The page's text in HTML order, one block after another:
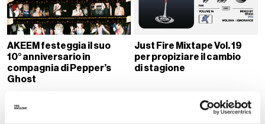
AKEEM festeggia il suo
10° anniversario in
compagnia di Pepper’s
Ghost
Just Fire Mixtape Vol. 19
per propiziare il cambio
di stagione